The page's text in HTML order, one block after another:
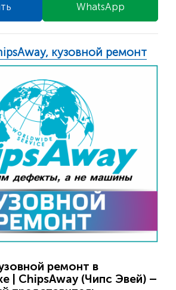
WhatsApp
кузовной ремонт
ремонт в
| ChipsAway (Чипс Эвей) –